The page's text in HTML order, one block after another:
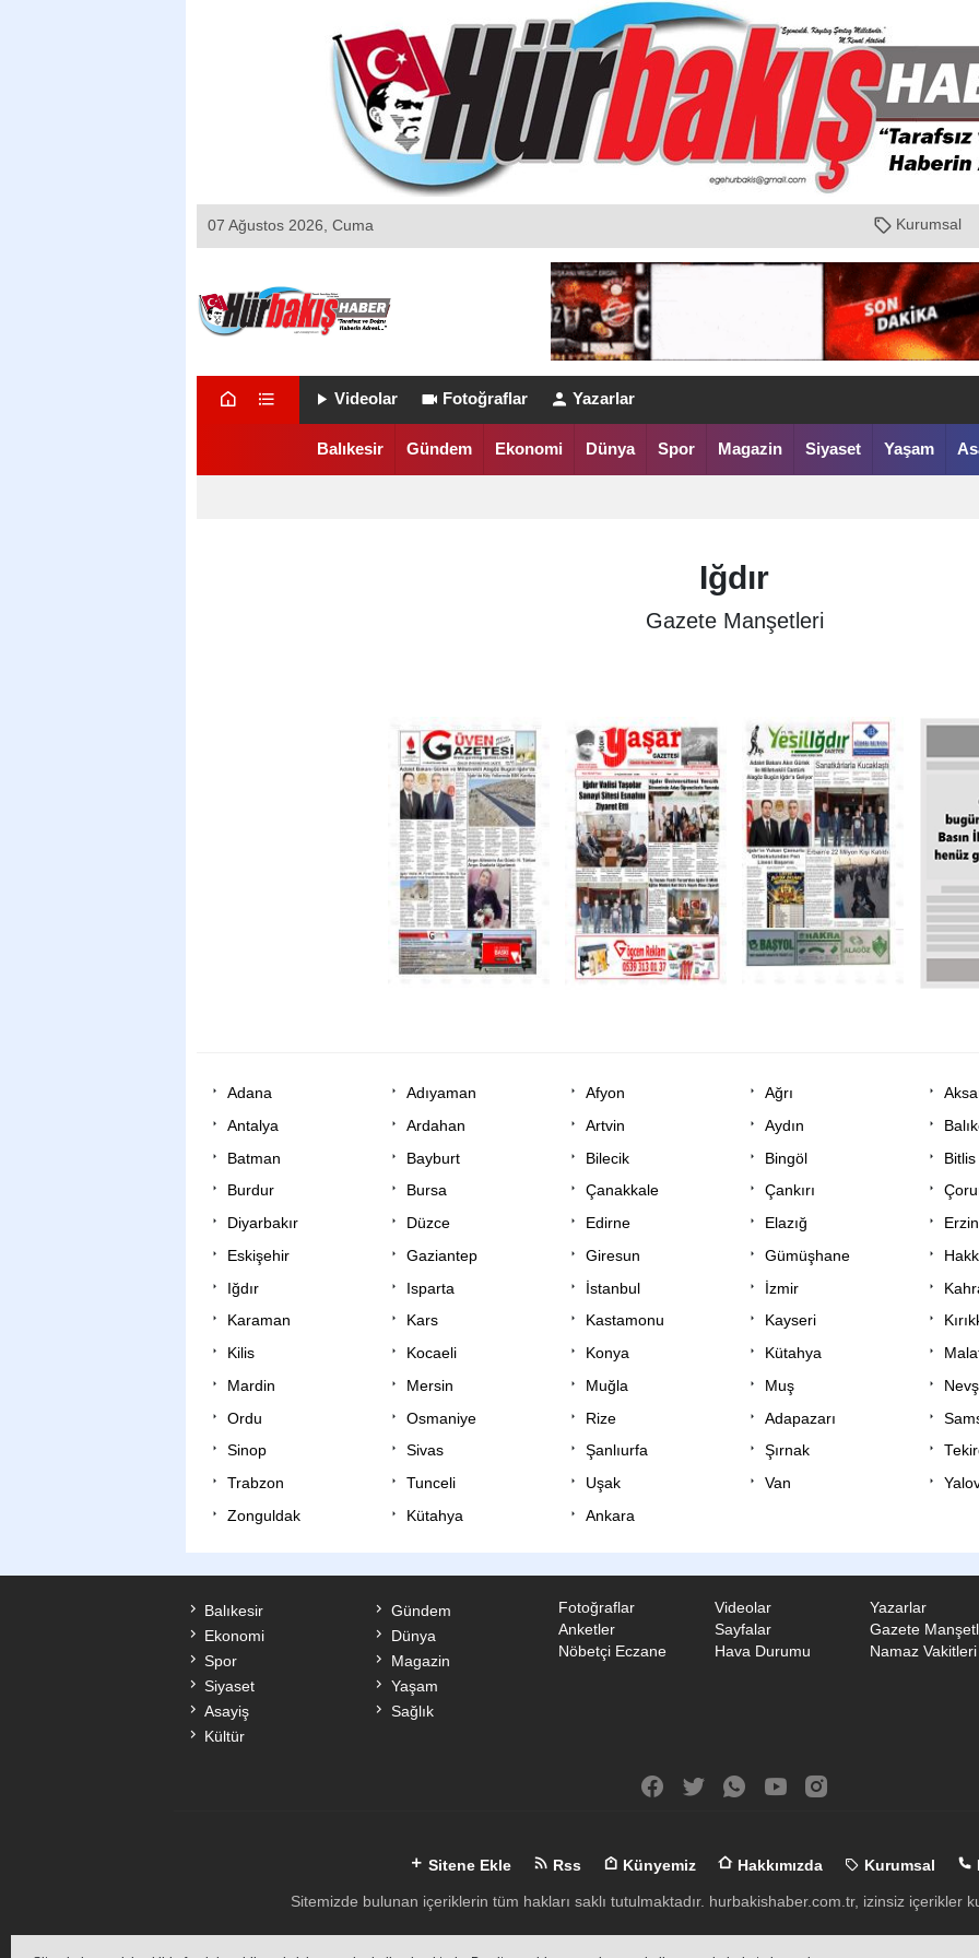
07 Ağustos 2026, Cuma Kurumsal
Videolar Fotoğraflar Yazarlar
Balıkesir Gündem Ekonomi Dünya Spor Magazin Siyaset Yaşam
Iğdır
Gazete Manşetleri
Adana Adıyaman Afyon Ağrı
Antalya
Ardahan Artvin Aydın
Batman
Bayburt Bilecik Bingöl
Bitlis
Burdur
Bursa Çanakkale Çankırı
Diyarbakır
Düzce Edirne Elazığ
Eskişehir
Gaziantep Giresun Gümüşhane
Iğdır
Isparta İstanbul İzmir
Karaman
Kars Kastamonu Kayseri
Kilis
Kocaeli Konya Kütahya
Mardin
Mersin Muğla Muş
Ordu
Osmaniye Rize Adapazarı
Sinop
Sivas Şanlıurfa Şırnak
Trabzon
Tunceli Uşak Van
Zonguldak
Kütahya Ankara
Balıkesir
Gündem
Ekonomi
Dünya
Spor
Magazin
Siyaset
Yaşam
Asayiş
Sağlık
Kültür
Fotoğraflar Videolar
Yazarlar
Anketler
Sayfalar
Gazete
Nöbetçi Eczane
Hava Durumu Namaz Vakitleri
Sitene Ekle Rss Künyemiz Hakkımızda Kurumsal
Sitemizde bulunan içeriklerin tüm hakları saklı tutulmaktadır. hurbakishaber.com.tr, izinsiz içerikler